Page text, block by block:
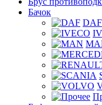
Бачок
DAF